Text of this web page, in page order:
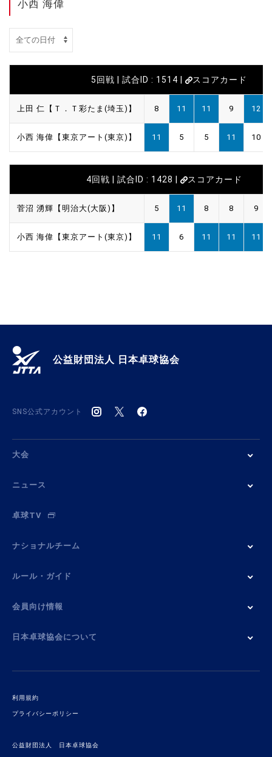
小西 海偉
5回戦 | 試合ID : 1514 | スコアカード
上田 仁【Ｔ．Ｔ彩たま(埼玉)】 8 11 11 9 12
小西 海偉【東京アート(東京)】 11 5 5 11 10
4回戦 | 試合ID : 1428 | スコアカード
菅沼 湧輝【明治大(大阪)】 5 11 8 8 9
小西 海偉【東京アート(東京)】 11 6 11 11 11
公益財団法人 日本卓球協会
SNS公式アカウント
大会
ニュース
卓球TV
ナショナルチーム
ルール・ガイド
会員向け情報
日本卓球協会について
利用規約
プライバシーポリシー
公益財団法人 日本卓球協会